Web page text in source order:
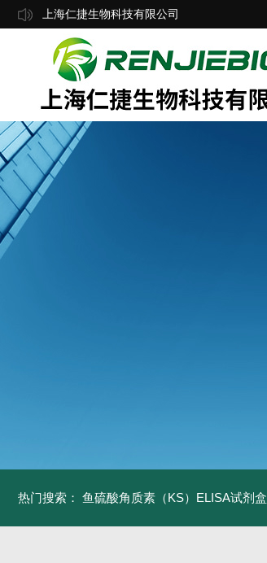
上海仁捷生物科技有限公司
热门搜索： 鱼硫酸角质素（KS）ELISA试剂盒